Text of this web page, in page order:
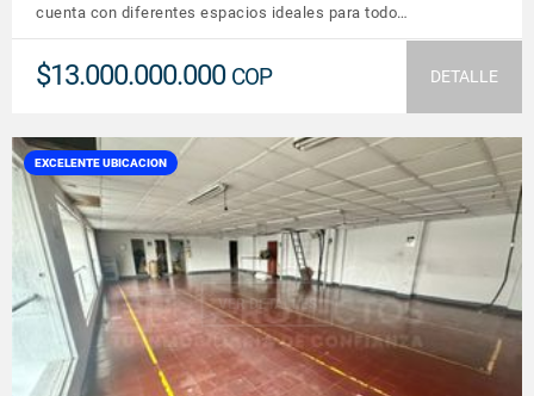
cuenta con diferentes espacios ideales para todo…
$13.000.000.000 COP DETALLE
EXCELENTE UBICACION
VER DETALLES